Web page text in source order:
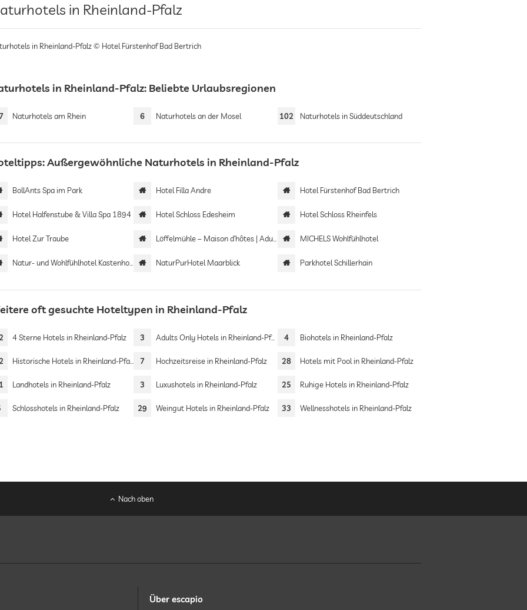
in Rheinland-Pfalz
in Rheinland-Pfalz © Hotel Fürstenhof Bad Bertrich
in Rheinland-Pfalz: Beliebte Urlaubsregionen
Naturhotels am Rhein 6 Naturhotels an der Mosel 102 Naturhotels in Süddeutschland
Außergewöhnliche Naturhotels in Rheinland-Pfalz
BollAnts Spa im Park Hotel Filla Andre Hotel Fürstenhof Bad Bertrich
Hotel Halfenstube & Villa Spa 1894 Hotel Schloss Edesheim Hotel Schloss Rheinfels
Hotel Zur Traube Löffelmühle – Maison d’hôtes | Adults only MICHELS Wohlfühlhotel
Natur- und Wohlfühlhotel Kastenholz NaturPurHotel Maarblick Parkhotel Schillerhain
oft gesuchte Hoteltypen in Rheinland-Pfalz
4 Sterne Hotels in Rheinland-Pfalz 3 Adults Only Hotels in Rheinland-Pfalz 4 Biohotels in Rheinland-Pfalz
Historische Hotels in Rheinland-Pfalz 7 Hochzeitsreise in Rheinland-Pfalz 28 Hotels mit Pool in Rheinland-Pfalz
Landhotels in Rheinland-Pfalz 3 Luxushotels in Rheinland-Pfalz 25 Ruhige Hotels in Rheinland-Pfalz
Schlosshotels in Rheinland-Pfalz 29 Weingut Hotels in Rheinland-Pfalz 33 Wellnesshotels in Rheinland-Pfalz
Nach oben
Über escapio